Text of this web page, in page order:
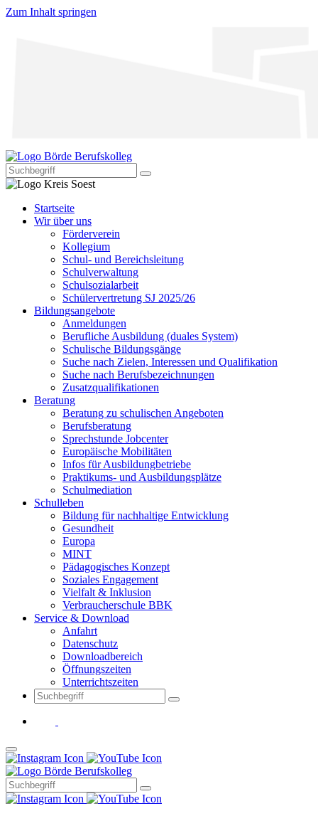
Zum Inhalt springen
Startseite
Wir über uns
Förderverein
Kollegium
Schul- und Bereichsleitung
Schulverwaltung
Schulsozialarbeit
Schülervertretung SJ 2025/26
Bildungsangebote
Anmeldungen
Berufliche Ausbildung (duales System)
Schulische Bildungsgänge
Suche nach Zielen, Interessen und Qualifikation
Suche nach Berufsbezeichnungen
Zusatzqualifikationen
Beratung
Beratung zu schulischen Angeboten
Berufsberatung
Sprechstunde Jobcenter
Europäische Mobilitäten
Infos für Ausbildungbetriebe
Praktikums- und Ausbildungsplätze
Schulmediation
Schulleben
Bildung für nachhaltige Entwicklung
Gesundheit
Europa
MINT
Pädagogisches Konzept
Soziales Engagement
Vielfalt & Inklusion
Verbraucherschule BBK
Service & Download
Anfahrt
Datenschutz
Downloadbereich
Öffnungszeiten
Unterrichtszeiten